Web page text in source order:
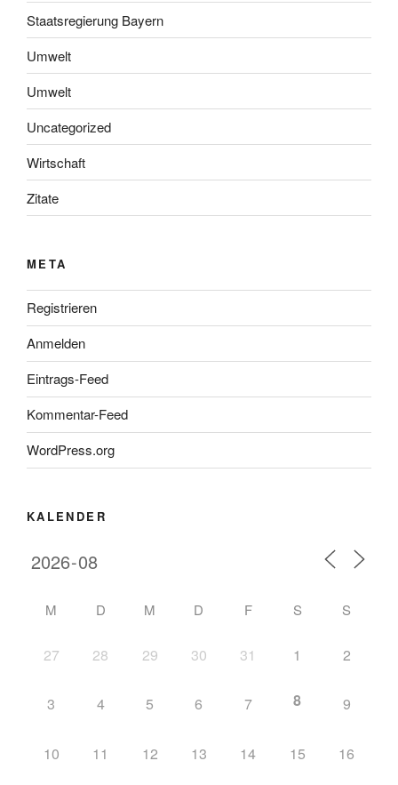
Staatsregierung Bayern
Umwelt
Umwelt
Uncategorized
Wirtschaft
Zitate
META
Registrieren
Anmelden
Eintrags-Feed
Kommentar-Feed
WordPress.org
KALENDER
M D M D F S S
27 28 29 30 31 1 2
3 4 5 6 7 8 9
10 11 12 13 14 15 16